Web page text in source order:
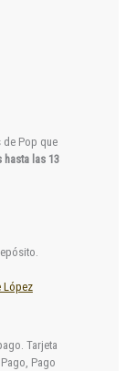
de Pop que
hasta las 13
López
Tarjeta
Pago